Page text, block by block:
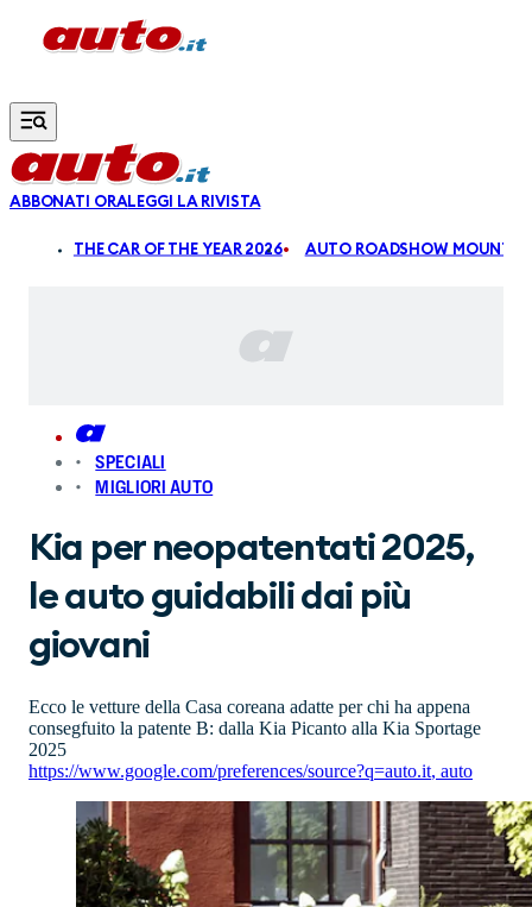
Vai al contenuto principale
ABBONATI ORALEGGI LA RIVISTA
THE CAR OF THE YEAR 2026 AUTO ROADSHOW
SPECIALI
MIGLIORI AUTO
Kia per neopatentati 2025,
le auto guidabili dai più
giovani
Ecco le vetture della Casa coreana adatte per chi ha appena
consegfuito la patente B: dalla Kia Picanto alla Kia Sportage
2025
https://www.google.com/preferences/source?q=auto.it, auto